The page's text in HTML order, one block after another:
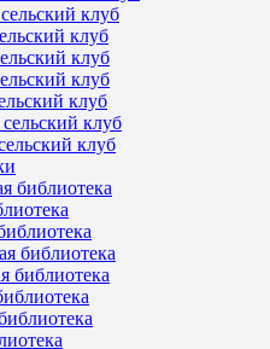
клуб
клуб
клуб
клуб
клуб
клуб
клуб
библиотека
библиотека
библиотека